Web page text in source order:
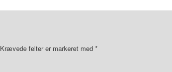
Krævede felter er markeret med *